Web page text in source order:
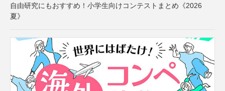
自由研究にもおすすめ！小学生向けコンテストまとめ《2026
夏》